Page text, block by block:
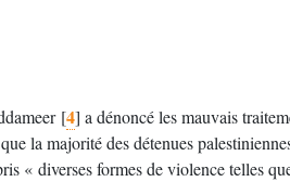
[4] a dénoncé les mauvais
la majorité des détenues
« diverses formes de violence telles